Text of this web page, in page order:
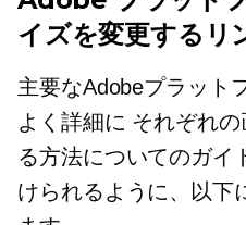
イズを変更するリ
主要なAdobeプラット
よく詳細に それぞれ
る方法についてのガイ
けられるように、以下